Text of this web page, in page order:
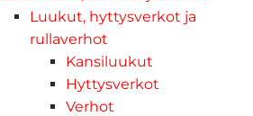
Luukut, hyttysverkot ja
rullaverhot
Kansiluukut
Hyttysverkot
Verhot